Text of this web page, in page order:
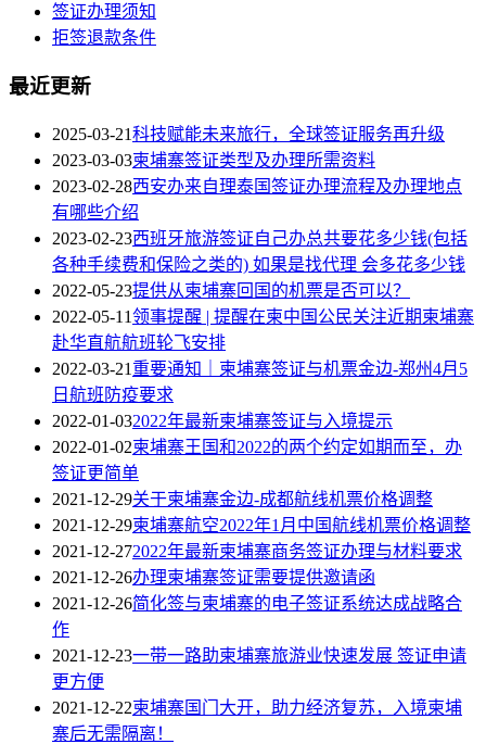
签证办理须知
拒签退款条件
最近更新
2025-03-21科技赋能未来旅行，全球签证服务再升级
2023-03-03柬埔寨签证类型及办理所需资料
2023-02-28西安办来自理泰国签证办理流程及办理地点
有哪些介绍
2023-02-23西班牙旅游签证自己办总共要花多少钱(包括
各种手续费和保险之类的) 如果是找代理 会多花多少钱
2022-05-23提供从柬埔寨回国的机票是否可以？
2022-05-11领事提醒 | 提醒在柬中国公民关注近期柬埔寨
赴华直航航班轮飞安排
2022-03-21 重要通知｜柬埔寨签证与机票金边-郑州4月5
日航班防疫要求
2022-01-032022年最新柬埔寨签证与入境提示
2022-01-02柬埔寨王国和2022的两个约定如期而至，办
签证更简单
2021-12-29关于柬埔寨金边-成都航线机票价格调整
2021-12-29柬埔寨航空2022年1月中国航线机票价格调整
2021-12-272022年最新柬埔寨商务签证办理与材料要求
2021-12-26办理柬埔寨签证需要提供邀请函
2021-12-26简化签与柬埔寨的电子签证系统达成战略合
作
2021-12-23一带一路助柬埔寨旅游业快速发展 签证申请
更方便
2021-12-22柬埔寨国门大开，助力经济复苏，入境柬埔
寨后无需隔离！